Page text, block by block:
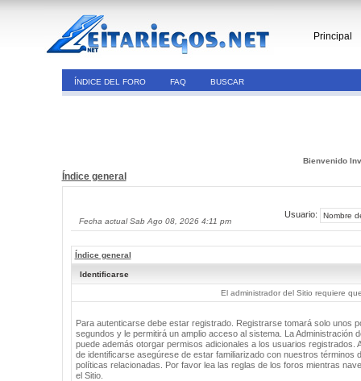
Principal
ÍNDICE DEL FORO FAQ BUSCAR
Bienvenido
Índice general
Fecha actual Sab Ago 08, 2026 4:11 pm
Usuario:
Índice general
Identificarse
El administrador del Sitio requiere
Para autenticarse debe estar registrado. Registrarse tomará solo unos
segundos y le permitirá un amplio acceso al sistema. La Administración
puede además otorgar permisos adicionales a los usuarios registrados.
de identificarse asegúrese de estar familiarizado con nuestros términos
políticas relacionadas. Por favor lea las reglas de los foros mientras
el Sitio.